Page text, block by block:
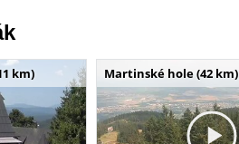
km) Martinské hole (42 km)